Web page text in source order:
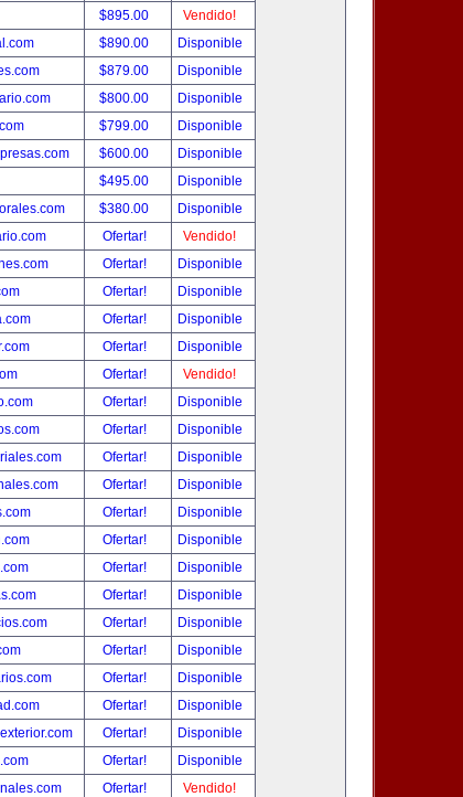
$895.00
Vendido!
$890.00
Disponible
$879.00
Disponible
$800.00
Disponible
$799.00
Disponible
$600.00
Disponible
$495.00
Disponible
$380.00
Disponible
Ofertar!
Vendido!
Ofertar!
Disponible
Ofertar!
Disponible
Ofertar!
Disponible
Ofertar!
Disponible
Ofertar!
Vendido!
Ofertar!
Disponible
Ofertar!
Disponible
Ofertar!
Disponible
Ofertar!
Disponible
Ofertar!
Disponible
Ofertar!
Disponible
Ofertar!
Disponible
Ofertar!
Disponible
Ofertar!
Disponible
Ofertar!
Disponible
Ofertar!
Disponible
Ofertar!
Disponible
Ofertar!
Disponible
Ofertar!
Disponible
Ofertar!
Vendido!